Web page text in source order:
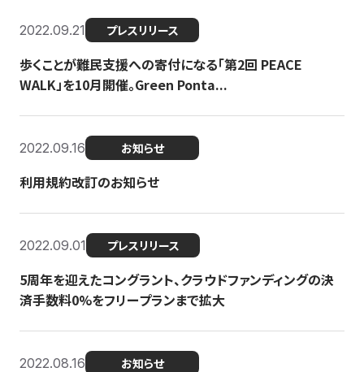
2022.09.21 プレスリリース
歩くことが難民支援への寄付になる「第2回 PEACE
WALK」を10月開催。Green Ponta...
2022.09.16 お知らせ
利用規約改訂のお知らせ
2022.09.01 プレスリリース
5周年を迎えたコングラント、クラウドファンディングの決
済手数料0%をフリープランまで拡大
2022.08.16 お知らせ